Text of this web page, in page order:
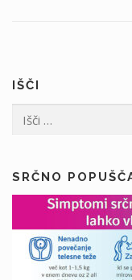
IŠČI
SRČNO